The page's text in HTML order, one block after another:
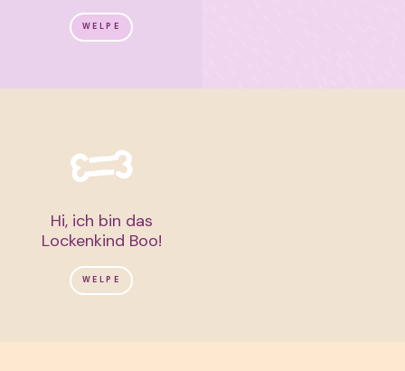
WELPE
Hi, ich bin das
Lockenkind Boo!
WELPE